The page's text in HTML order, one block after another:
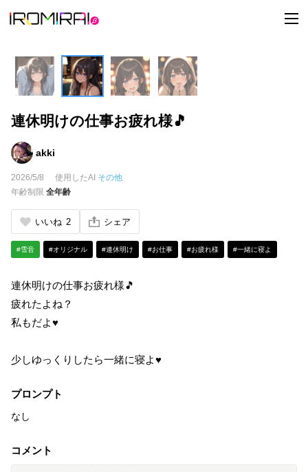
t
o
連休明けの仕事お疲れ様🎵
akki
2026/5/8 使用したAI その他
年齢制限 全年齢
いいね 2 シェア
#雪音 #オリジナル #連休明け #お仕事 #お疲れ様 #一緒に寝よ
連休明けの仕事お疲れ様🎵
疲れたよね？
私もだよ♥
少しゆっくりしたら一緒に寝よ♥
プロンプト
なし
コメント